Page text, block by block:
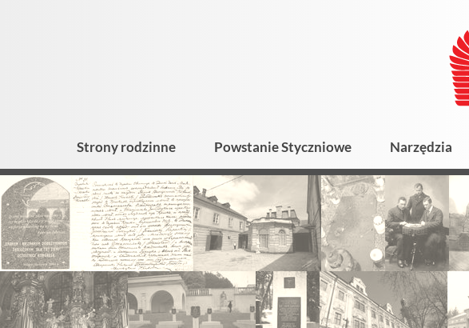
Strony rodzinne Powstanie Styczniowe Narzędzia